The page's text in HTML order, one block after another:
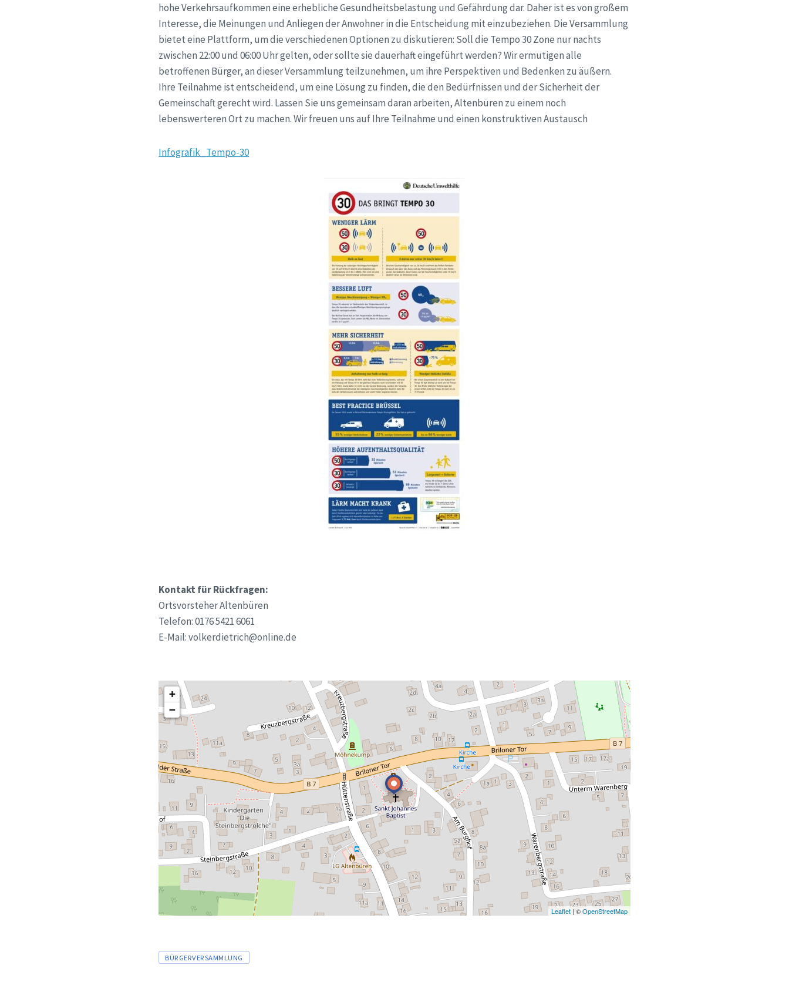
hohe Verkehrsaufkommen eine erhebliche Gesundheitsbelastung und Gefährdung dar. Daher ist es von großem
Interesse, die Meinungen und Anliegen der Anwohner in die Entscheidung mit einzubeziehen. Die Versammlung
bietet eine Plattform, um die verschiedenen Optionen zu diskutieren: Soll die Tempo 30 Zone nur nachts
zwischen 22:00 und 06:00 Uhr gelten, oder sollte sie dauerhaft eingeführt werden? Wir ermutigen alle
betroffenen Bürger, an dieser Versammlung teilzunehmen, um ihre Perspektiven und Bedenken zu äußern.
Ihre Teilnahme ist entscheidend, um eine Lösung zu finden, die den Bedürfnissen und der Sicherheit der
Gemeinschaft gerecht wird. Lassen Sie uns gemeinsam daran arbeiten, Altenbüren zu einem noch
lebenswerteren Ort zu machen. Wir freuen uns auf Ihre Teilnahme und einen konstruktiven Austausch
Infografik_Tempo-30
Kontakt für Rückfragen:
Ortsvorsteher Altenbüren
Telefon: 0176 5421 6061
E-Mail: volkerdietrich@online.de
+
−
Leaflet| ©OpenStreetMap
Tags
BÜRGERVERSAMMLUNG